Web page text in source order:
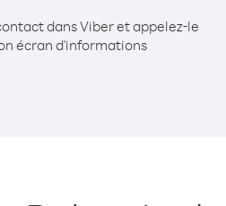
dans Viber et appelez-le
écran d'informations